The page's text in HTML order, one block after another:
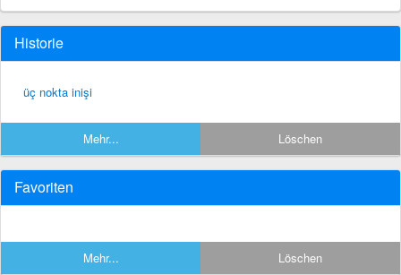
Historie
üç nokta inişi
Mehr... Löschen
Favoriten
Mehr... Löschen